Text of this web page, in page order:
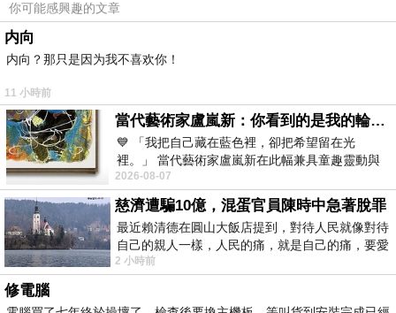
篇』的意思?就表明了誰先與誰後的概念嘛！」你
會說。
我不是在問時間的序列上的問題啊！以出現的時
間計算原著與改篇，當然是先有原著才有改篇。
但是我再重覆︰這是一個存有論的問題。
好吧！請想像在數千年之後，人們從地下中發掘
出漫畫原著與電影版──這件事只有在同年代發生
的我們才知道──恰巧它們在物理上年份就是不能
確定誰先誰後，那時如何判定誰是原著？誰是改
你可能感興趣的文章
内向
内向？那只是因为我不喜欢你！
11 小時前
當代藝術家盧嵐新：你看到的是我的輪廓，還是你的故事？——藏在藍色裡的希望與光
💙 「我把自己藏在藍色裡，卻把希望留在光
裡。」 當代藝術家盧嵐新在此幅兼具童趣靈動與
抽象韻味的新作中，用湛藍的羽翼般色塊包覆著
2026-08-07
慈濟遭騙10億，混蛋官員陳時中急著脫罪
最近賴清德在圓山大飯店提到，對待人民就像對待
自己的親人一樣，人民的痛，就是自己的痛，要愛
民如親，說的這麼好聽，實際上根本沒做
2 小時前
修電腦